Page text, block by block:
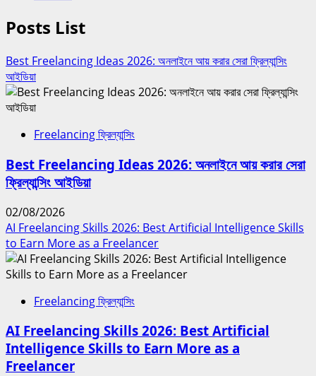
Posts List
Best Freelancing Ideas 2026: অনলাইনে আয় করার সেরা ফ্রিল্যান্সিং
আইডিয়া
Freelancing ফ্রিল্যান্সিং
Best Freelancing Ideas 2026: অনলাইনে আয় করার সেরা
ফ্রিল্যান্সিং আইডিয়া
02/08/2026
AI Freelancing Skills 2026: Best Artificial Intelligence Skills
to Earn More as a Freelancer
Freelancing ফ্রিল্যান্সিং
AI Freelancing Skills 2026: Best Artificial
Intelligence Skills to Earn More as a
Freelancer